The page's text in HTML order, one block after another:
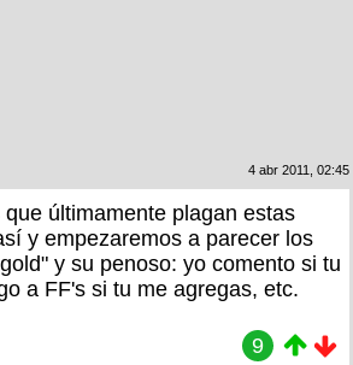
4 abr 2011, 02:45
últimamente plagan estas
y empezaremos a parecer los
y su penoso: yo comento si tu
a FF's si tu me agregas, etc.
9